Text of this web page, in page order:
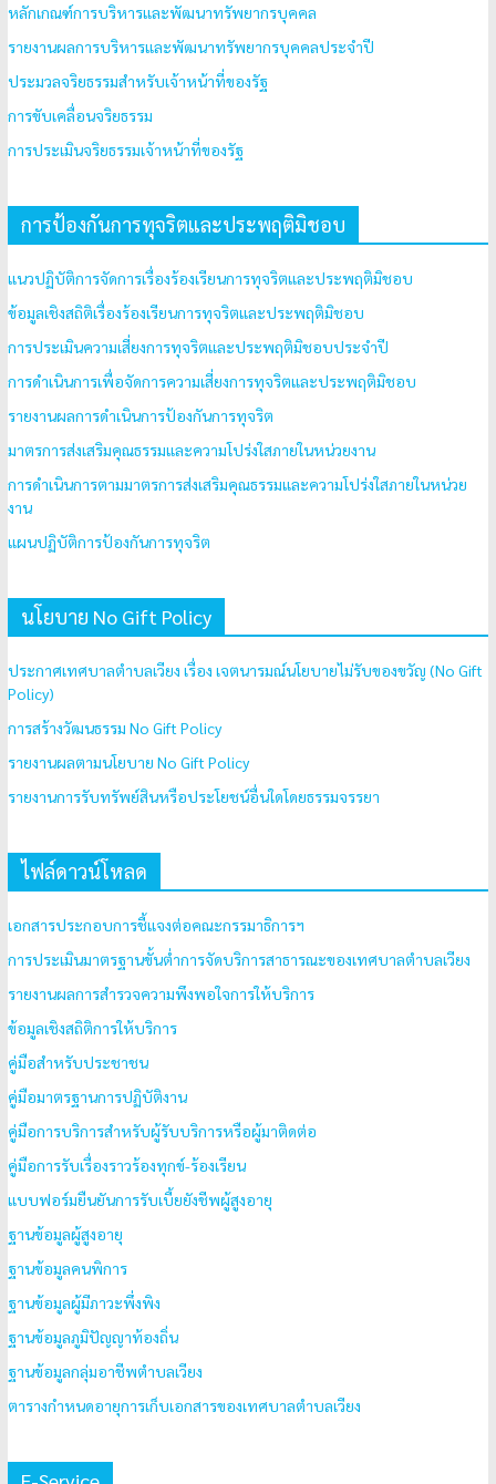
หลักเกณฑ์การบริหารและพัฒนาทรัพยากรบุคคล
รายงานผลการบริหารและพัฒนาทรัพยากรบุคคลประจำปี
ประมวลจริยธรรมสำหรับเจ้าหน้าที่ของรัฐ
การขับเคลื่อนจริยธรรม
การประเมินจริยธรรมเจ้าหน้าที่ของรัฐ
การป้องกันการทุจริตและประพฤติมิชอบ
แนวปฏิบัติการจัดการเรื่องร้องเรียนการทุจริตและประพฤติมิชอบ
ข้อมูลเชิงสถิติเรื่องร้องเรียนการทุจริตและประพฤติมิชอบ
การประเมินความเสี่ยงการทุจริตและประพฤติมิชอบประจำปี
การดำเนินการเพื่อจัดการความเสี่ยงการทุจริตและประพฤติมิชอบ
รายงานผลการดำเนินการป้องกันการทุจริต
มาตรการส่งเสริมคุณธรรมและความโปร่งใสภายในหน่วยงาน
การดำเนินการตามมาตรการส่งเสริมคุณธรรมและความโปร่งใสภายในหน่วย
งาน
แผนปฏิบัติการป้องกันการทุจริต
นโยบาย No Gift Policy
ประกาศเทศบาลตำบลเวียง เรื่อง เจตนารมณ์นโยบายไม่รับของขวัญ (No Gift
Policy)
การสร้างวัฒนธรรม No Gift Policy
รายงานผลตามนโยบาย No Gift Policy
รายงานการรับทรัพย์สินหรือประโยชน์อื่นใดโดยธรรมจรรยา
ไฟล์ดาวน์โหลด
เอกสารประกอบการชี้แจงต่อคณะกรรมาธิการฯ
การประเมินมาตรฐานขั้นต่ำการจัดบริการสาธารณะของเทศบาลตำบลเวียง
รายงานผลการสำรวจความพึงพอใจการให้บริการ
ข้อมูลเชิงสถิติการให้บริการ
คู่มือสำหรับประชาชน
คู่มือมาตรฐานการปฏิบัติงาน
คู่มือการบริการสำหรับผู้รับบริการหรือผู้มาติดต่อ
คู่มือการรับเรื่องราวร้องทุกข์-ร้องเรียน
แบบฟอร์มยืนยันการรับเบี้ยยังชีพผู้สูงอายุ
ฐานข้อมูลผู้สูงอายุ
ฐานข้อมูลคนพิการ
ฐานข้อมูลผู้มีภาวะพึ่งพิง
ฐานข้อมูลภูมิปัญญาท้องถิ่น
ฐานข้อมูลกลุ่มอาชีพตำบลเวียง
ตารางกำหนดอายุการเก็บเอกสารของเทศบาลตำบลเวียง